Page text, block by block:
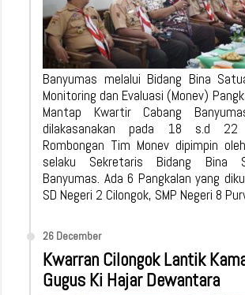
Banyumas melalui Bidang Bina
Monitoring dan Evaluasi (Monev)
Mantap Kwartir Cabang
dilakasanakan pada 18 s.d 22
Rombongan Tim Monev dipimpin
selaku Sekretaris Bidang Bina
Banyumas. Ada 6 Pangkalan yang
SD Negeri 2 Cilongok, SMP Negeri 8
26 December
Kwarran Cilongok Lantik
Gugus Ki Hajar Dewantara